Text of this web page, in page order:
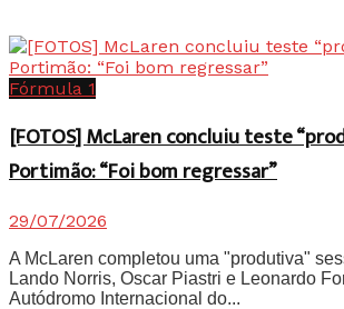
Fórmula 1
[FOTOS] McLaren concluiu teste
Portimão: “Foi bom regressar”
29/07/2026
A McLaren completou uma "produtiva"
Lando Norris, Oscar Piastri e Leonardo
Autódromo Internacional do...